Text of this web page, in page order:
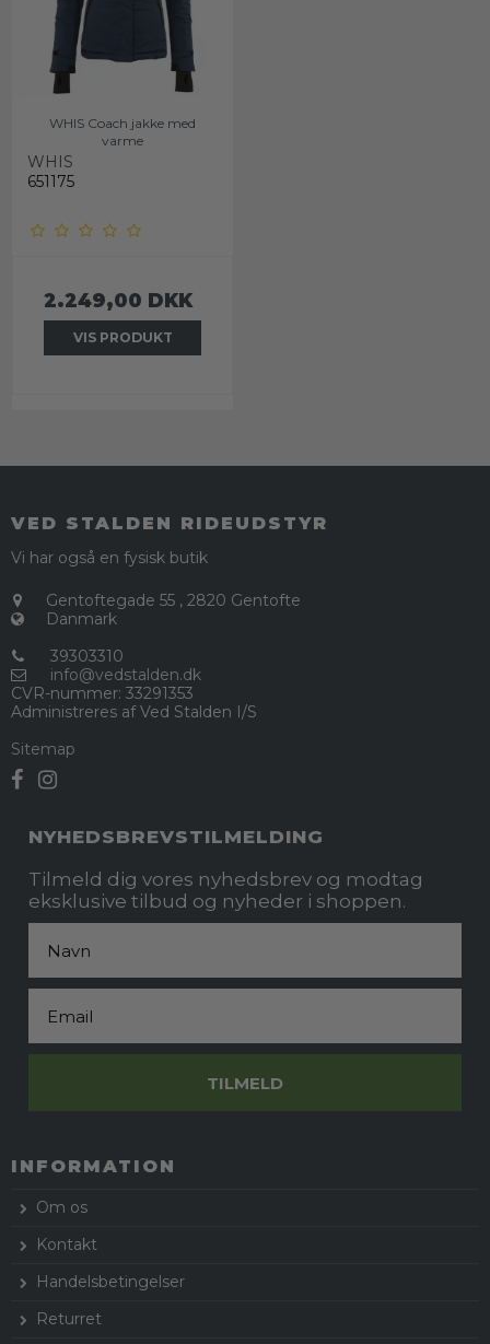
WHIS Coach jakke med
varme
WHIS
651175
2.249,00 DKK
VIS PRODUKT
VED STALDEN RIDEUDSTYR
Vi har også en fysisk butik
Gentoftegade 55 , 2820 Gentofte
Danmark
39303310
info@vedstalden.dk
CVR-nummer: 33291353
Administreres af Ved Stalden I/S
Sitemap
NYHEDSBREVSTILMELDING
Tilmeld dig vores nyhedsbrev og modtag
eksklusive tilbud og nyheder i shoppen.
TILMELD
INFORMATION
Om os
Kontakt
Handelsbetingelser
Returret